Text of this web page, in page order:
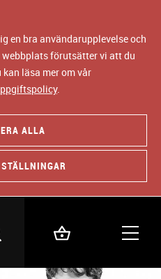
en bra användarupplevelse och
webbplats förutsätter vi att du
läsa mer om vår
.
ALLA